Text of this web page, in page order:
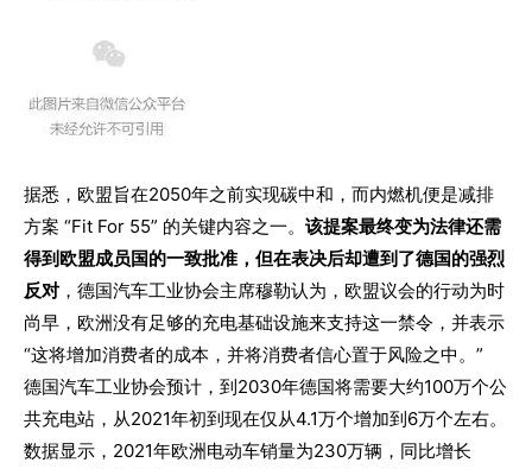
据悉，欧盟旨在2050年之前实现碳中和，而内燃机便是减排
方案 “Fit For 55” 的关键内容之一。 该提案最终变为法律还需
得到欧盟成员国的一致批准，但在表决后却遭到了德国的强烈
反对 ，德国汽车工业协会主席穆勒认为，欧盟议会的行动为时
尚早，欧洲没有足够的充电基础设施来支持这一禁令，并表示
“这将增加消费者的成本，并将消费者信心置于风险之中。”
德国汽车工业协会预计，到2030年德国将需要大约100万个公
共充电站，从2021年初到现在仅从4.1万个增加到6万个左右。
数据显示，2021年欧洲电动车销量为230万辆，同比增长